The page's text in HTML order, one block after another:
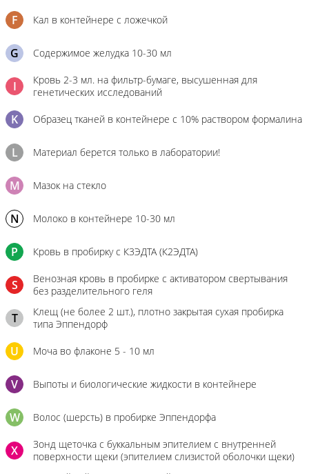
F Кал в контейнере с ложечкой
G Содержимое желудка 10-30 мл
I
Кровь 2-3 мл. на фильтр-бумаге, высушенная для
генетических исследований
K Образец тканей в контейнере с 10% раствором формалина
L Материал берется только в лаборатории!
M Мазок на стекло
N Молоко в контейнере 10-30 мл
P Кровь в пробирку с К3ЭДТА (К2ЭДТА)
S
Венозная кровь в пробирке с активатором свертывания
без разделительного геля
T
Клещ (не более 2 шт.), плотно закрытая сухая пробирка
типа Эппендорф
U Моча во флаконе 5 - 10 мл
V Выпоты и биологические жидкости в контейнере
W Волос (шерсть) в пробирке Эппендорфа
X
Зонд щеточка с буккальным эпителием с внутренней
поверхности щеки (эпителием слизистой оболочки щеки)